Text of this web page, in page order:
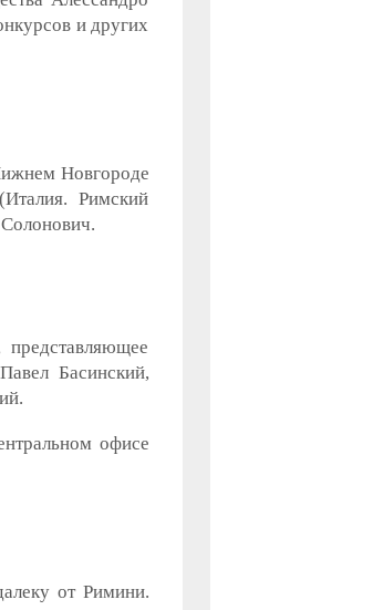
и других
Новгороде
Римский
Басинский,
офисе
от Римини.